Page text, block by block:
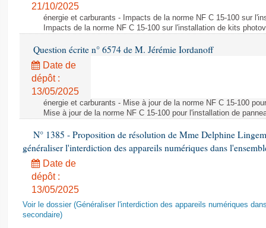
21/10/2025
énergie et carburants - Impacts de la norme NF C 15-100 sur
Impacts de la norme NF C 15-100 sur l'installation de kits
Question écrite n° 6574 de M. Jérémie Iordanoff
Date de
dépôt :
13/05/2025
énergie et carburants - Mise à jour de la norme NF C 15-100
Mise à jour de la norme NF C 15-100 pour l'installation de
N° 1385 - Proposition de résolution de Mme Delphine
généraliser l'interdiction des appareils numériques dans
Date de
dépôt :
13/05/2025
Voir le dossier (Généraliser l'interdiction des appareils numériques
secondaire)